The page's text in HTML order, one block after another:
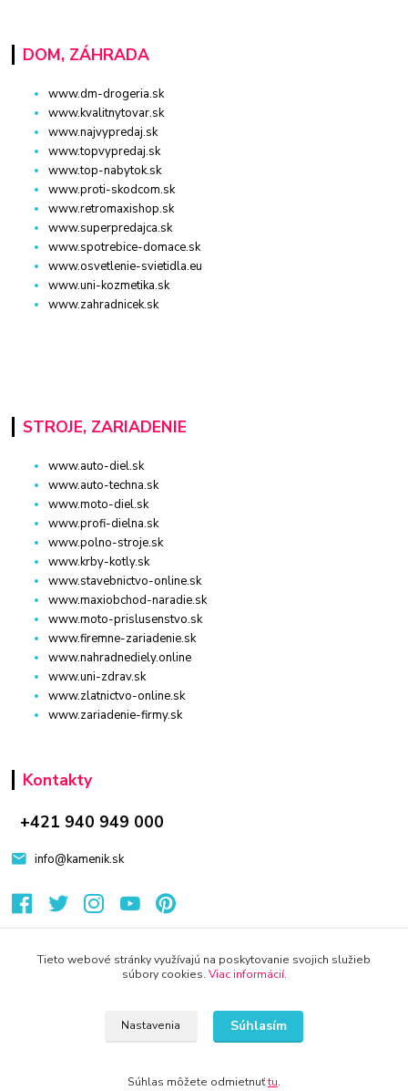
DOM, ZÁHRADA
www.dm-drogeria.sk
www.kvalitnytovar.sk
www.najvypredaj.sk
www.topvypredaj.sk
www.top-nabytok.sk
www.proti-skodcom.sk
www.retromaxishop.sk
www.superpredajca.sk
www.spotrebice-domace.sk
www.osvetlenie-svietidla.eu
www.uni-kozmetika.sk
www.zahradnicek.sk
STROJE, ZARIADENIE
www.auto-diel.sk
www.auto-techna.sk
www.moto-diel.sk
www.profi-dielna.sk
www.polno-stroje.sk
www.krby-kotly.sk
www.stavebnictvo-online.sk
www.maxiobchod-naradie.sk
www.moto-prislusenstvo.sk
www.firemne-zariadenie.sk
www.nahradnediely.online
www.uni-zdrav.sk
www.zlatnictvo-online.sk
www.zariadenie-firmy.sk
Kontakty
+421 940 949 000
info@kamenik.sk
Eshop-rychlo.sk
Tieto webové stránky využívajú na poskytovanie svojich služieb
súbory cookies. Viac informácií.
Nastavenia Súhlasím
Súhlas môžete odmietnuťtu.